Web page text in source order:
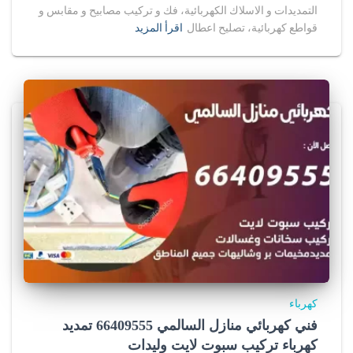
u
o
r
s
a
e
i
n
u
s
التمديدات و الاسلاك الكهربائية، فك و تركيب مصابيح و مقابس و
قواطع كهربائية، تصليح اعطال اقرأ المزيد
كهرباء
فني كهربائي منازل السالمي 66409555 تمديد
كهرباء تركيب سبوت لايت وليدات